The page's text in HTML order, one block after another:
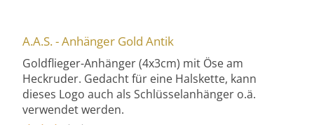
A.A.S. - Anhänger Gold Antik
Goldflieger-Anhänger (4x3cm) mit Öse am
Heckruder. Gedacht für eine Halskette, kann
dieses Logo auch als Schlüsselanhänger o.ä.
verwendet werden.